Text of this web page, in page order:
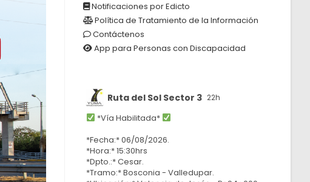
Notificaciones por Edicto
Política de Tratamiento de la Información
Contáctenos
App para Personas con Discapacidad
Ruta del Sol Sector 3 22h
*Vía Habilitada*
*Fecha:* 06/08/2026.
*Hora:* 15:30hrs
*Dpto.:* Cesar.
*Tramo:* Bosconia - Valledupar.